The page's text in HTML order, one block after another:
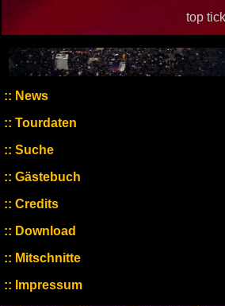
top
News
Tourdaten
Suche
Gästebuch
Credits
Download
Mitschnitte
Impressum